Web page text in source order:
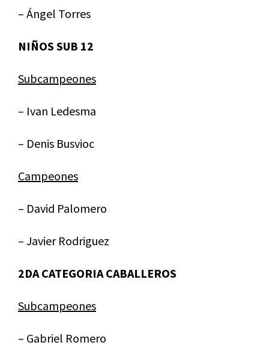
– Ángel Torres
NIÑOS SUB 12
Subcampeones
– Ivan Ledesma
– Denis Busvioc
Campeones
– David Palomero
– Javier Rodriguez
2DA CATEGORIA CABALLEROS
Subcampeones
– Gabriel Romero